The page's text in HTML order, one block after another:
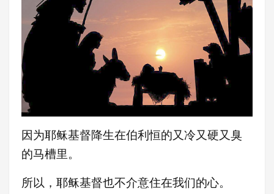
因为耶稣基督降生在伯利恒的又冷又硬又臭
的马槽里。
所以，耶稣基督也不介意住在我们的心。